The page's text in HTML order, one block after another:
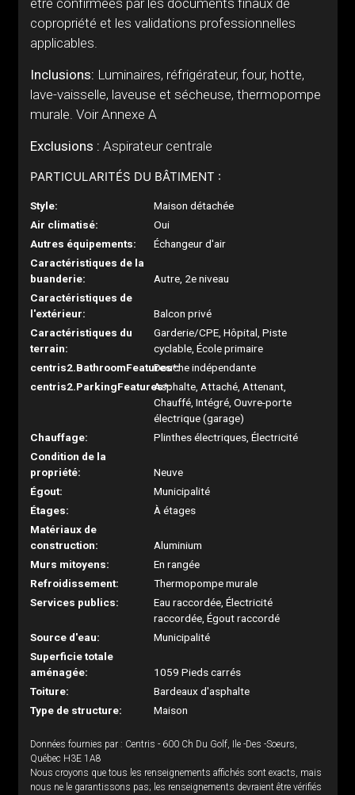
être confirmées par les documents finaux de
copropriété et les validations professionnelles
applicables.
Inclusions: Luminaires, réfrigérateur, four, hotte,
lave-vaisselle, laveuse et sécheuse, thermopompe
murale. Voir Annexe A
Exclusions : Aspirateur centrale
PARTICULARITÉS DU BÂTIMENT :
Style:
Maison détachée
Air climatisé:
Oui
Autres équipements:
Échangeur d'air
Caractéristiques de la
buanderie:
Autre, 2e niveau
Caractéristiques de
l'extérieur:
Balcon privé
Caractéristiques du
terrain:
Garderie/CPE, Hôpital, Piste
cyclable, École primaire
centris2.BathroomFeatures*:Douche indépendante
centris2.ParkingFeatures*:Asphalte, Attaché, Attenant,
Chauffé, Intégré, Ouvre-porte
électrique (garage)
Chauffage:
Plinthes électriques, Électricité
Condition de la
propriété:
Neuve
Égout:
Municipalité
Étages:
À étages
Matériaux de
construction:
Aluminium
Murs mitoyens:
En rangée
Refroidissement:
Thermopompe murale
Services publics:
Eau raccordée, Électricité
raccordée, Égout raccordé
Source d'eau:
Municipalité
Superficie totale
aménagée:
1059 Pieds carrés
Toiture:
Bardeaux d'asphalte
Type de structure:
Maison
Données fournies par : Centris - 600 Ch Du Golf, Ile -Des -Soeurs,
Québec H3E 1A8
Nous croyons que tous les renseignements affichés sont exacts, mais
nous ne le garantissons pas; les renseignements devraient être vérifiés